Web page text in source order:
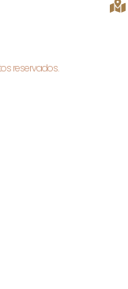
reservados.